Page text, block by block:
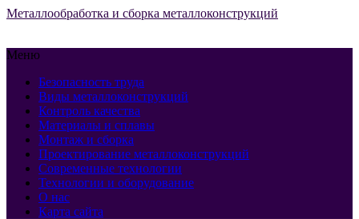
Металлообработка и сборка металлоконструкций
Меню
Безопасность труда
Виды металлоконструкций
Контроль качества
Материалы и сплавы
Монтаж и сборка
Проектирование металлоконструкций
Современные технологии
Технологии и оборудование
О нас
Карта сайта